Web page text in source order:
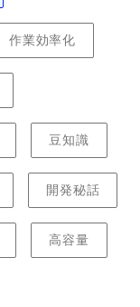
作業効率化
豆知識
開発秘話
高容量